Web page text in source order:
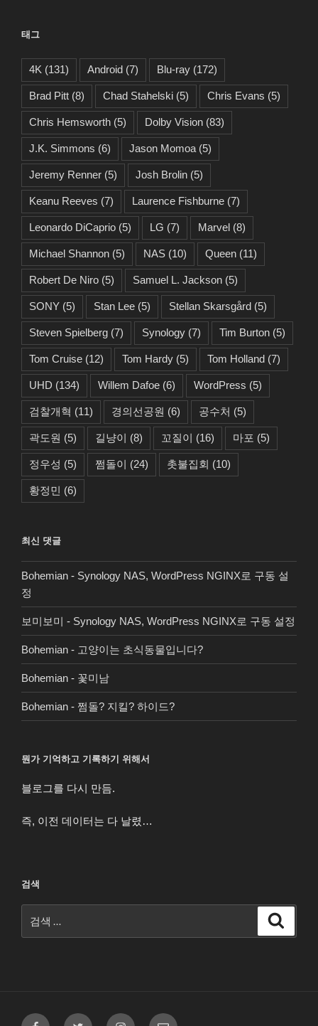
태그
4K (131) Android (7) Blu-ray (172)
Brad Pitt (8) Chad Stahelski (5) Chris Evans (5)
Chris Hemsworth (5) Dolby Vision (83)
J.K. Simmons (6) Jason Momoa (5)
Jeremy Renner (5) Josh Brolin (5)
Keanu Reeves (7) Laurence Fishburne (7)
Leonardo DiCaprio (5) LG (7) Marvel (8)
Michael Shannon (5) NAS (10) Queen (11)
Robert De Niro (5) Samuel L. Jackson (5)
SONY (5) Stan Lee (5) Stellan Skarsgård (5)
Steven Spielberg (7) Synology (7) Tim Burton (5)
Tom Cruise (12) Tom Hardy (5) Tom Holland (7)
UHD (134) Willem Dafoe (6) WordPress (5)
검찰개혁 (11) 경의선공원 (6) 공수처 (5)
곽도원 (5) 길냥이 (8) 꼬질이 (16) 마포 (5)
정우성 (5) 쩜돌이 (24) 촛불집회 (10)
황정민 (6)
최신 댓글
Bohemian - Synology NAS, WordPress NGINX로 구동 설
정
보미보미 - Synology NAS, WordPress NGINX로 구동 설정
Bohemian - 고양이는 초식동물입니다?
Bohemian - 꽃미남
Bohemian - 쩜돌? 지킬? 하이드?
뭔가 기억하고 기록하기 위해서
블로그를 다시 만듬.
즉, 이전 데이터는 다 날렸…
검색
색:
페 트 인 이